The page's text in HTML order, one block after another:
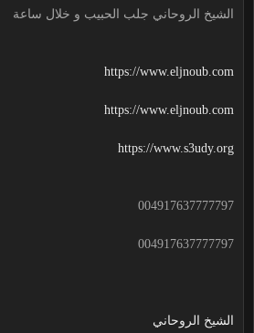
الشيخ الروحاني جلب الحبيب و خلال ساعة
https://www.eljnoub.com
https://www.eljnoub.com
https://www.s3udy.org
004917637777797
004917637777797
الشيخ الروحاني